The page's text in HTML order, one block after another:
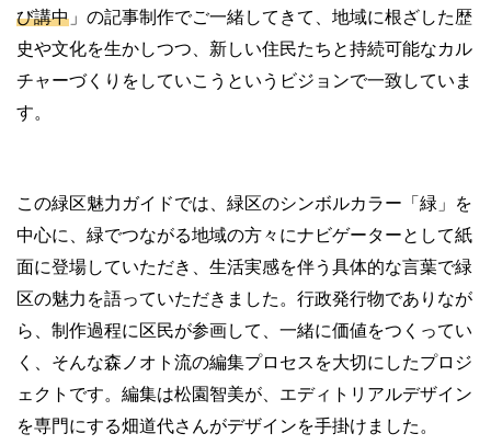
び講中 」の記事制作でご一緒してきて、地域に根ざした歴
史や文化を生かしつつ、新しい住民たちと持続可能なカル
チャーづくりをしていこうというビジョンで一致していま
す。
この緑区魅力ガイドでは、緑区のシンボルカラー「緑」を
中心に、緑でつながる地域の方々にナビゲーターとして紙
面に登場していただき、生活実感を伴う具体的な言葉で緑
区の魅力を語っていただきました。行政発行物でありなが
ら、制作過程に区民が参画して、一緒に価値をつくってい
く、そんな森ノオト流の編集プロセスを大切にしたプロジ
ェクトです。編集は松園智美が、エディトリアルデザイン
を専門にする畑道代さんがデザインを手掛けました。